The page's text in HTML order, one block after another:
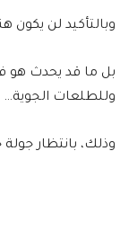
وبالتأكيد لن يكون
بل ما قد يحدث هو
وللطلعات الجوية…
وذلك، بانتظار